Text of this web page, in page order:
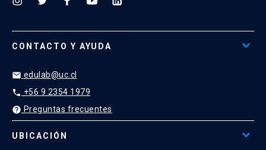
CONTACTO Y AYUDA
email edulab@uc.cl
phone +56 9 2354 1979
help Preguntas frecuentes
UBICACIÓN